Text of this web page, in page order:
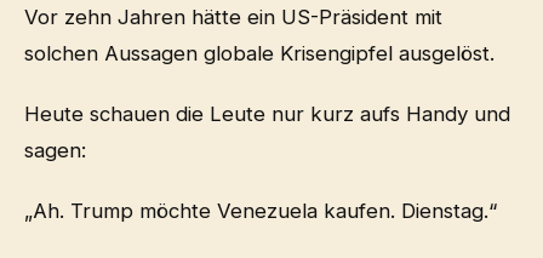
Vor zehn Jahren hätte ein US-Präsident mit
solchen Aussagen globale Krisengipfel ausgelöst.
Heute schauen die Leute nur kurz aufs Handy und
sagen:
„Ah. Trump möchte Venezuela kaufen. Dienstag.“